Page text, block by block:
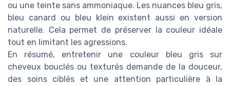
ou une teinte sans ammoniaque. Les nuances bleu gris,
bleu canard ou bleu klein existent aussi en version
naturelle. Cela permet de préserver la couleur idéale
tout en limitant les agressions.
En résumé, entretenir une couleur bleu gris sur
cheveux bouclés ou texturés demande de la douceur,
des soins ciblés et une attention particulière à la